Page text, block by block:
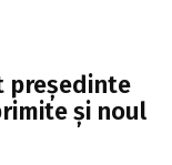
președinte
și noul